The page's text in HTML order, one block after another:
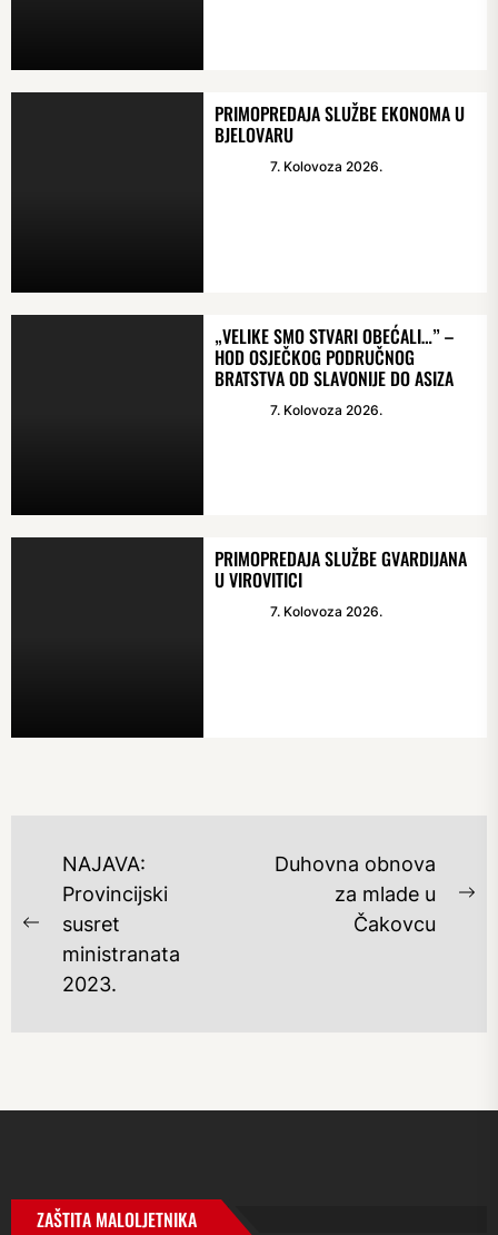
PRIMOPREDAJA SLUŽBE EKONOMA U
BJELOVARU
7. Kolovoza 2026.
„VELIKE SMO STVARI OBEĆALI…” –
HOD OSJEČKOG PODRUČNOG
BRATSTVA OD SLAVONIJE DO ASIZA
7. Kolovoza 2026.
PRIMOPREDAJA SLUŽBE GVARDIJANA
U VIROVITICI
7. Kolovoza 2026.
NAVIGACIJA
OBJAVA
Previous
post:
NAJAVA:
Provincijski
susret
ministranata
2023.
Duhovna obnova
za mlade u
Čakovcu
ZAŠTITA MALOLJETNIKA